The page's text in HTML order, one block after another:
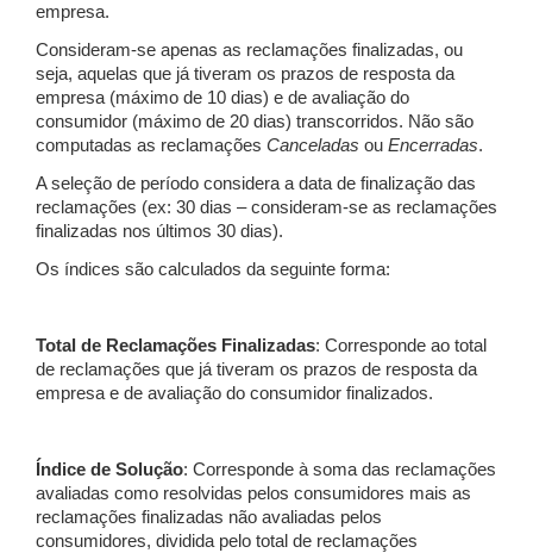
empresa.
Consideram-se apenas as reclamações finalizadas, ou
seja, aquelas que já tiveram os prazos de resposta da
empresa (máximo de 10 dias) e de avaliação do
consumidor (máximo de 20 dias) transcorridos. Não são
computadas as reclamações Canceladas ou Encerradas.
A seleção de período considera a data de finalização das
reclamações (ex: 30 dias – consideram-se as reclamações
finalizadas nos últimos 30 dias).
Os índices são calculados da seguinte forma:
Total de Reclamações Finalizadas: Corresponde ao total
de reclamações que já tiveram os prazos de resposta da
empresa e de avaliação do consumidor finalizados.
Índice de Solução: Corresponde à soma das reclamações
avaliadas como resolvidas pelos consumidores mais as
reclamações finalizadas não avaliadas pelos
consumidores, dividida pelo total de reclamações